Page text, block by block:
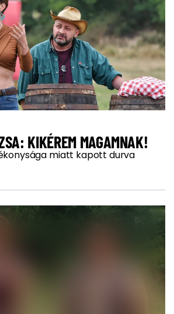
KIKÉREM MAGAMNAK!
miatt kapott durva